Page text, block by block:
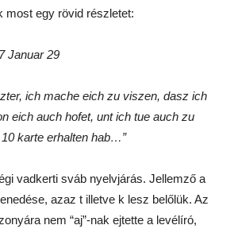
most egy rövid részletet:
Januar 29
ich mache eich zu viszen, dasz ich
eich auch hofet, unt ich tue auch zu
karte erhalten hab…”
vadkerti sváb nyelvjárás. Jellemző a
azaz t illetve k lesz belőlük. Az
nem “aj”-nak ejtette a levélíró,